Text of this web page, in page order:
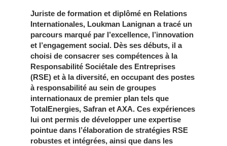
Juriste de formation et diplômé en Relations
Internationales, Loukman Lanignan a tracé un
parcours marqué par l’excellence, l’innovation
et l’engagement social. Dès ses débuts, il a
choisi de consacrer ses compétences à la
Responsabilité Sociétale des Entreprises
(RSE) et à la diversité, en occupant des postes
à responsabilité au sein de groupes
internationaux de premier plan tels que
TotalEnergies, Safran et AXA. Ces expériences
lui ont permis de développer une expertise
pointue dans l’élaboration de stratégies RSE
robustes et intégrées, ainsi que dans les